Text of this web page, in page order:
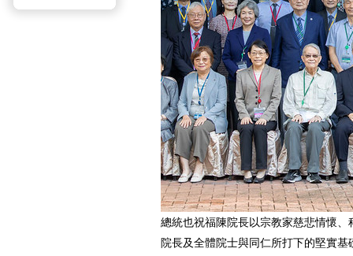
總統也祝福陳院長以宗教家慈悲情懷
院長及全體院士與同仁所打下的堅實